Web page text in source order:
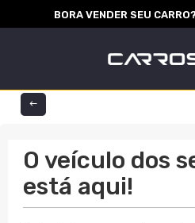
BORA VENDER SEU
O veículo dos
está aqui!